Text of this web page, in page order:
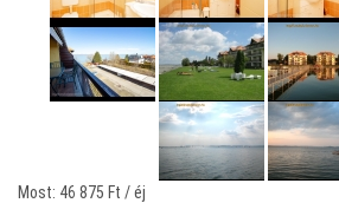
Most: 46 875 Ft /éj